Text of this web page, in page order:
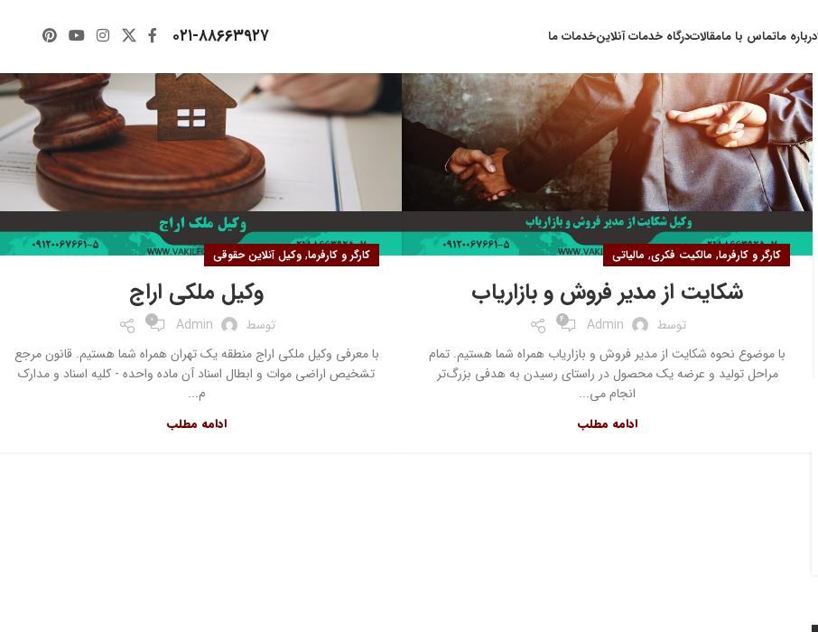
درباره ماتماس با مامقالاتدرگاه خدمات آنلاینخدمات ما ۰۲۱-۸۸۶۶۳۹۲۷ ۲۳
شهریور
کارگر و کارفرما, مالکیت فکری, مالیاتی
شکایت از مدیر فروش و بازاریاب
توسط Admin
4
با موضوع نحوه شکایت از مدیر فروش و بازاریاب همراه شما هستیم. تمام
مراحل تولید و عرضه یک محصول در راستای رسیدن به هدفی بزرگ‌تر
انجام می‌...
ادامه مطلب
کارگر و کارفرما, وکیل آنلاین حقوقی
وکیل ملکی اراج
توسط Admin
0
با معرفی وکیل ملکی اراج منطقه یک تهران همراه شما هستیم. قانون مرجع
تشخیص اراضی موات و ابطال اسناد آن ‌ماده واحده - کلیه اسناد و مدارک
م...
ادامه مطلب